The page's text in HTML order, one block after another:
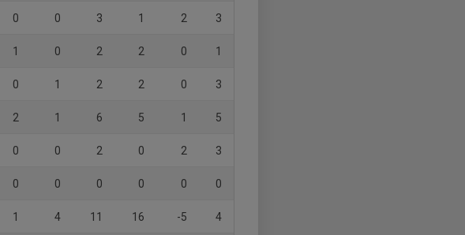
0 0 3 1 2 3
1 0 2 2 0 1
0 1 2 2 0 3
2 1 6 5 1 5
0 0 2 0 2 3
0 0 0 0 0 0
1 4 11 16 -5 4